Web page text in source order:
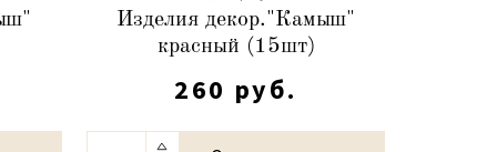
Изделия декор."Камыш"
красный (15шт)
260 руб.